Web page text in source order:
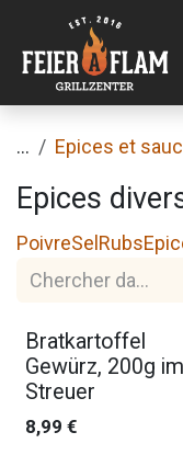
Se rendre au contenu
... Epices et
Epices
PoivreSel Rubs
Bratkartoffel
Gewürz, 200g im
Streuer
8,99 €